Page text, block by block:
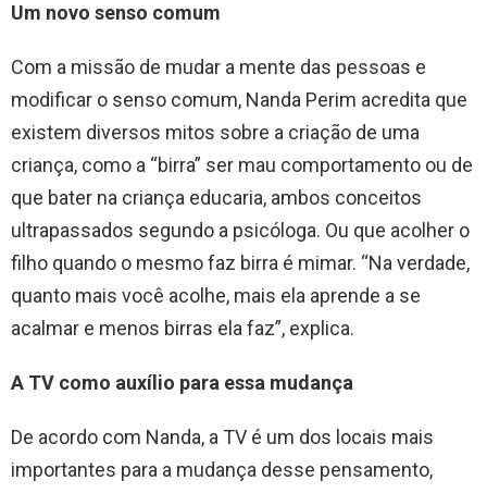
Um novo senso comum
Com a missão de mudar a mente das pessoas e
modificar o senso comum, Nanda Perim acredita que
existem diversos mitos sobre a criação de uma
criança, como a “birra” ser mau comportamento ou de
que bater na criança educaria, ambos conceitos
ultrapassados segundo a psicóloga. Ou que acolher o
filho quando o mesmo faz birra é mimar. “Na verdade,
quanto mais você acolhe, mais ela aprende a se
acalmar e menos birras ela faz”, explica.
A TV como auxílio para essa mudança
De acordo com Nanda, a TV é um dos locais mais
importantes para a mudança desse pensamento,